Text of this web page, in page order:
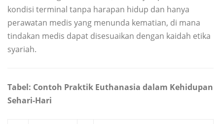
kondisi terminal tanpa harapan hidup dan hanya
perawatan medis yang menunda kematian, di mana
tindakan medis dapat disesuaikan dengan kaidah etika
syariah.
Tabel: Contoh Praktik Euthanasia dalam Kehidupan
Sehari-Hari